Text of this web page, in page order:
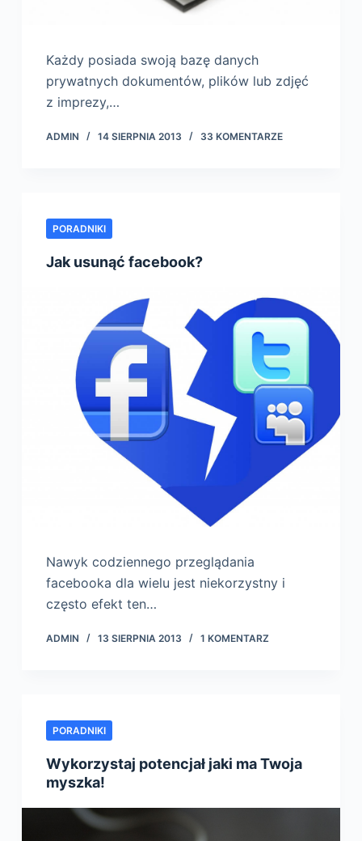
Każdy posiada swoją bazę danych
prywatnych dokumentów, plików lub zdjęć
z imprezy,…
ADMIN 14 SIERPNIA 2013 33 KOMENTARZE
PORADNIKI
Jak usunąć facebook?
Nawyk codziennego przeglądania
facebooka dla wielu jest niekorzystny i
często efekt ten…
ADMIN 13 SIERPNIA 2013 1 KOMENTARZ
PORADNIKI
Wykorzystaj potencjał jaki ma Twoja
myszka!